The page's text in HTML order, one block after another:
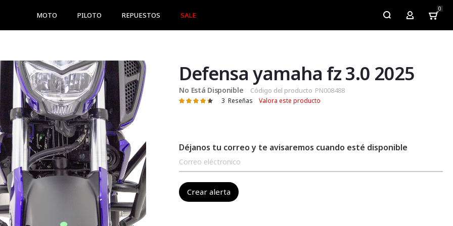
MOTO PILOTO REPUESTOS SALE My Account
0
Defensa yamaha fz 3.0 2025
No Está Disponible Código del producto PN008488
Valoración: 3 Reseñas Valora este producto
Déjanos tu correo y te avisaremos cuando esté disponible